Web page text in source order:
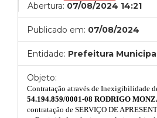
Abertura: 07/08/2024 14:21
Publicado em: 07/08/2024
Entidade: Prefeitura
Objeto:
Contratação através de Inexigibilidade
54.194.859/0001-08 RODRIGO
contratação de SERVIÇO DE